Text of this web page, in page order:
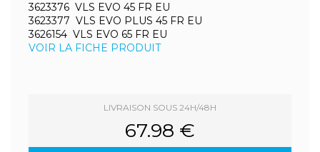
3623376 VLS EVO 45 FR EU
3623377 VLS EVO PLUS 45 FR EU
3626154 VLS EVO 65 FR EU
VOIR LA FICHE PRODUIT
LIVRAISON SOUS 24H/48H
67.98 €